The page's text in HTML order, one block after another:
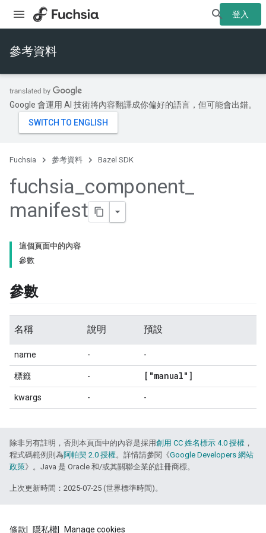
登入
參考資料
Google 會運用 AI 技術將內容翻譯成你偏好的語言，但可能會出錯。
Fuchsia 參考資料 Bazel SDK
fuchsia_component_
manifest
這個頁面中的內容
參數
參數
名稱 說明 預設
name - -
標籤 - ["manual"]
kwargs - -
除非另有註明，否則本頁面中的內容是採用創用 CC 姓名標示 4.0 授權 ，
程式碼範例則為阿帕契 2.0 授權。詳情請參閱《Google Developers 網站
政策》。Java 是 Oracle 和/或其關聯企業的註冊商標。
上次更新時間：2025-07-25 (世界標準時間)。
條款 隱私權 Manage cookies